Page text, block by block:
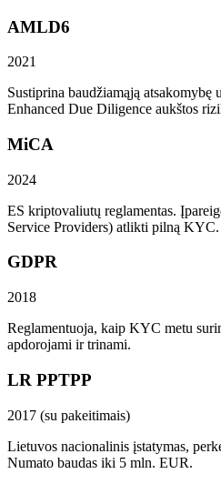
AMLD6
2021
Sustiprina baudžiamąją
Enhanced Due Diligence aukštos
MiCA
2024
ES kriptovaliutų reglamentas.
Service Providers) atlikti pilną KYC.
GDPR
2018
Reglamentuoja, kaip KYC metu
apdorojami ir trinami.
LR PPTPP
2017 (su pakeitimais)
Lietuvos nacionalinis įstatymas,
Numato baudas iki 5 mln. EUR.